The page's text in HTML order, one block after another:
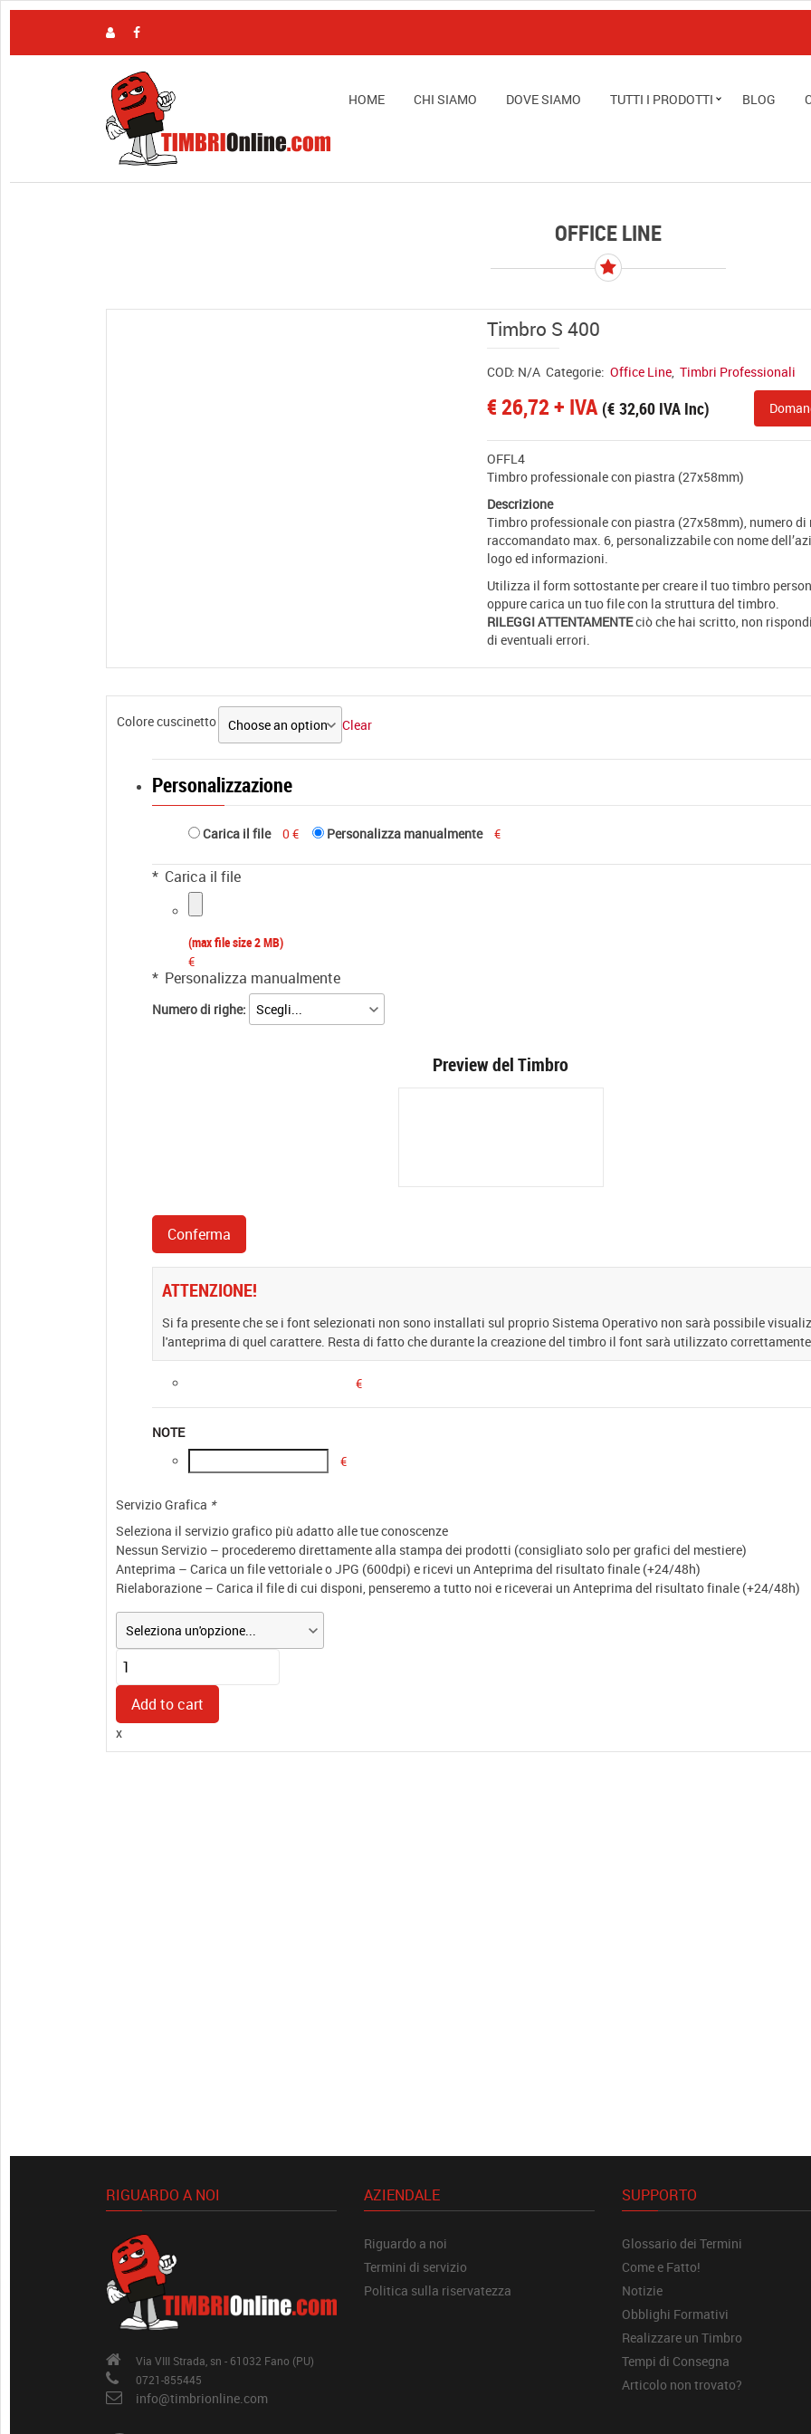
HOME CHI SIAMO DOVE SIAMO TUTTI I PRODOTTI BLOG
OFFICE LINE
Timbro S 400
COD: N/A Categorie: Office Line, Timbri Professionali
€26,72+ IVA (€ 32,60 IVA Inc)
OFFL4
Timbro professionale con piastra (27x58mm)
Descrizione
Timbro professionale con piastra (27x58mm), numero di
raccomandato max. 6, personalizzabile con nome
logo ed informazioni.
Utilizza il form sottostante per creare il tuo timbro
oppure carica un tuo file con la struttura del timbro.
RILEGGI ATTENTAMENTEciò che hai scritto, non
di eventuali errori.
Colore cuscinetto Clear
Personalizzazione
Carica il file 0 € Personalizza manualmente €
* Carica il file
(max file size 2 MB)
€
* Personalizza manualmente
Numero di righe:
Preview del Timbro
ATTENZIONE!
Si fa presente che se i font selezionati non sono installati sul proprio Sistema Operativo non sarà possibile
l'anteprima di quel carattere. Resta di fatto che durante la creazione del timbro il font sarà utilizzato
€
NOTE
€
Servizio Grafica *
Seleziona il servizio grafico più adatto alle tue conoscenze
Nessun Servizio – procederemo direttamente alla stampa dei prodotti (consigliato solo per grafici del mestiere)
Anteprima – Carica un file vettoriale o JPG (600dpi) e ricevi un Anteprima del risultato finale (+24/48h)
Rielaborazione – Carica il file di cui disponi, penseremo a tutto noi e riceverai un Anteprima del risultato finale (+24/48h)
Timbro
400
quantity
Add to cart
x
RIGUARDO A NOI
Via VIII Strada, sn - 61032 Fano (PU)
0721-855445
info@timbrionline.com
AZIENDALE
Riguardo a noi
Termini di servizio
Politica sulla riservatezza
SUPPORTO
Glossario dei Termini
Come e Fatto!
Notizie
Obblighi Formativi
Realizzare un Timbro
Tempi di Consegna
Articolo non trovato?